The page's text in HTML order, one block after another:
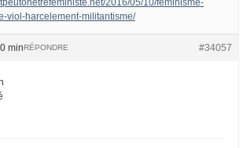
viol-harcelement-militantisme/
min #34057
RÉPONDRE